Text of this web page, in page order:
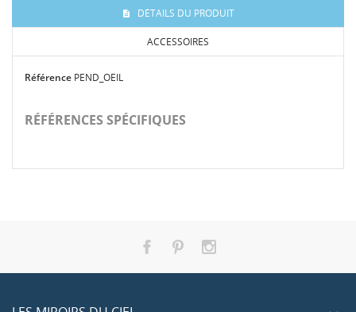
DÉTAILS DU PRODUIT
ACCESSOIRES
Référence PEND_OEIL
RÉFÉRENCES SPÉCIFIQUES